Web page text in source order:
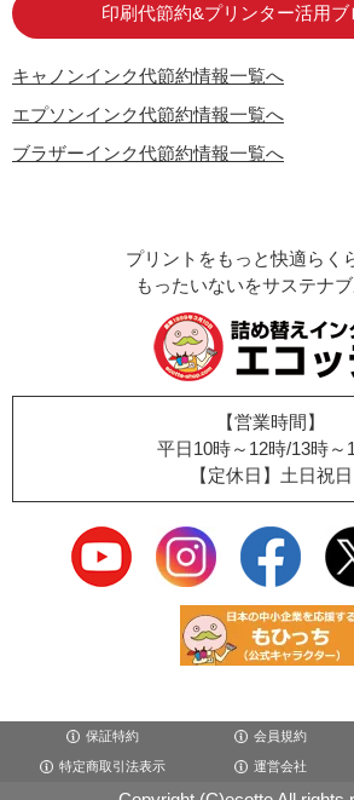
印刷代節約&プリンター活用
キャノンインク代節約情報一覧へ
エプソンインク代節約情報一覧へ
ブラザーインク代節約情報一覧へ
プリントをもっと快適らく
もったいないをサステナブ
【営業時間】
平日10時～12時/13時～
【定休日】土日祝日
保証特約 会員規約
特定商取引法表示 運営会社